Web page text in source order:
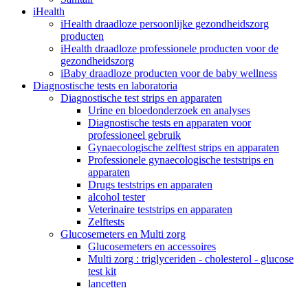
iHealth
iHealth draadloze persoonlijke gezondheidszorg
producten
iHealth draadloze professionele producten voor de
gezondheidszorg
iBaby draadloze producten voor de baby wellness
Diagnostische tests en laboratoria
Diagnostische test strips en apparaten
Urine en bloedonderzoek en analyses
Diagnostische tests en apparaten voor
professioneel gebruik
Gynaecologische zelftest strips en apparaten
Professionele gynaecologische teststrips en
apparaten
Drugs teststrips en apparaten
alcohol tester
Veterinaire teststrips en apparaten
Zelftests
Glucosemeters en Multi zorg
Glucosemeters en accessoires
Multi zorg : triglyceriden - cholesterol - glucose
test kit
lancetten